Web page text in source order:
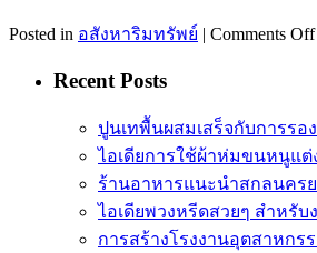
Posted in อสังหาริมทรัพย์ | Comments Off
Recent Posts
ปูนเทพื้นผสมเสร็จกับการรอ
ไอเดียการใช้ผ้าห่มขนหนูแ
ร้านอาหารแนะนำสกลนคร
ไอเดียพวงหรีดสวยๆ สำหรับ
การสร้างโรงงานอุตสาหก